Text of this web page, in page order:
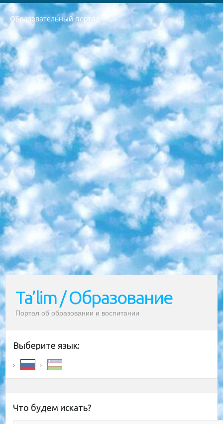
Образовательный портал
РЕСПУБЛИКА УЗБЕКИСТАН МИНИСТРЕРСТВО ДОШКОЛЬНОГО И ШКОЛЬНОГО ОБРАЗОВАНИЯ КОМАНДА в общеобразовательных учреждениях в 2023-2024 учебном году организация и проведение итоговой государственной аттестации обучающихся о Министра дошкольного и школьного образования Республики Узбекистан от 4 марта 2008 года (постановлением Минюста от 20 марта 2008 года № 1778 государственной регистрации) «Итоговое состояние учащихся общего среднего образования на основании положения об утверждении положения об аттестации общего среднего образования выпускной экзамен студентов в образовательных учреждениях в 2023-2024 учебном году В целях организации и прохождения аттестации приказываю: 1. Следующее: перечень предметов, по которым будет проводиться итоговая государственная аттестация и экзамен формы перевода согласно приложению 1; сертификаты международного образца, оценивающие уровень владения иностранными языками перечень согласно приложению 2; 2. Педагогический при специализированных образовательных учреждениях. научно-практический центр квалификации и международной оценки (Д.Давидова) 2024 г. До 25 марта: задания по предметам, по которым будет проводиться итоговая аттестация разработка и утверждение технических условий; итоговая аттестация на основании разработанного предметного задания разработка вопросов по предметам (устно и письменно), экзамен передача; общеобразовательные средние школы и специальные учебные заведения учащиеся выпускных классов школ и интернатов в агентской системе подготовка базы данных экзаменационных материалов и критериев оценки; перевод базы экзаменационных материалов на все языки обучения подать в Республиканский образовательный центр для изготовления; варианты экзаменов на основе разработанных контрольных материалов пусть будут поставлены задачи формирования. 3. Республиканский образовательный центр (Ш.Худайкулов) до 5 апреля 2024 года. до: база данных предоставленных экзаменационных материалов на все языки обучения перевод и экспертиза; для слепых, слабовидящих, глухих, слабослышащих и умственно отсталых детей учащиеся выпускных классов специализированных школ и школ-интернатов база данных экзаменационных материалов на всех преподаваемых языках подготовка критериев оценки; специализированные школы для умственно отсталых детей и технологии для учащихся выпускных классов школ-интернатов разработка соответствующих рекомендаций и критериев проведения ЕГЭ по естествознанию давать задания. 4. Педагогический при специализированных образовательных учреждениях. Научно-практический центр навыков и международной оценки (Д.Давидова), Республика образовательный центр (Худайкулов Ш.) итоговый государственный аттестационный экзамен ориентирован на творческое и логическое мышление при подготовке базы материалов учитывать введение заданий. 5. Следует отметить, что: сертификат государственного образца о знании общеобразовательного предмета и как минимум национальный уровень B1 по предметам на иностранных языках, указанным в Приложении 2. или международно признанный сертификат эквивалентного уровня студенты, изучающие определенный предмет, освобождаются от экзамена; по соответствующим предметам запланирована итоговая государственная аттестация за день до дня, путем жеребьевки Рабочей группой (в письменной форме по предметам, проводимым в форме) из числа сформированных вариантов выбрано 2 варианта; 2 выбранных варианта экзамена анонсированы на официальном сайте министерства и все выпускники по всей стране на основе этих вариантов проводит итоговую государственную аттестацию. 6. Государственное образование учащихся средних общеобразовательных учреждений. знания в соответствии с квалификационными требованиями, которые необходимо приобрести на основании стандартов итоговый (выпускной) контроль для 9 и 11 классов в целях тестирования Экзамены (далее – экзамены) состоят из предметов, перечисленных в приложении 1. будет сделано. 7. Экзамены пройдут с 26 мая по 15 июня 2024 г. (кроме науки физического воспитания). 8. Физическая для учащихся 9 классов общесредних образовательных учреждений. Экзамены по предмету «Образование, квалификация медицина» 1-6 мая 2024 года. сотрудники перевести под присмотр (с отклонениями в физическом или умственном развитии) специализированная школа для детей, школы-интернаты и со сколиозом школы-интернаты санаторного типа для больных детей исключены). 9. Он был слепым, слабовидящим и имел нарушения опорно-двигательного аппарата. экзамены в специализированных школах и интернатах для детей должны проводиться исходя из требований, предъявляемых к общеобразовательным учреждениям (физкультура кроме науки). 10. Специализированная школа для глухих и слабослышащих детей. и экзамены в интернатах и быть реализован в виде письменного теста по математике. 11. Специальность для умственно отсталых детей. Для 9 класса Родной язык и литературное письмо Государственный язык (язык обучения – узбекский). для неклассов) написано Математическое письмо Письменная/устная история Узбекистана Физическое воспитание практично Итоговый контроль Для 11 класса Написание родного языка и литературы (эссе) Математическое письмо Узбекский язык (обучение на узбекском языке) не посещающее общее среднее образование для учреждений)/Образовательное учреждение выбор письменный и устный Иностранный язык письменный/устный Письменная/устная история Узбекистана *По выбору студента:  Химия  Физика  Основы государственного права  География 10 бесплатных образовательных ресурсов - Мы составили подборку онлайн-проектов с интерактивными упражнениями, видеолекциями и статьями. Они помогут вам обрести новые и освежить старые знания бесплатно. 1. «ИНТУИТ» Старейшая образовательная площадка Рунета. Здесь вы найдёте сотни текстовых и видеокурсов на десятки различных тем — от программирования до психологии. Многие курсы подготовлены российскими университетами и крупными международными компаниями вроде Intel и Microsoft. Самостоятельное обучение бесплатное, но желающие могут оплатить услуги персональных наставников. 2. «Смартия» знакомит с актуальными профессиями и подсказывает, как им обучаться. Выбрав заинтересовавшую вас специальность — SMM-специалист, фотограф, веб-дизайнер или другую, — увидите список необходимых для неё умений. Чтобы вы могли освоить их самостоятельно, для каждого умения площадка отображает подборку ссылок на учебные материалы. Хотя «Смартия» ориентируется на русскоязычную аудиторию, часть контента всё же доступна только на английском. 3. «Лекторий Физтеха» Проект Московского физико-технического института (Физтеха). С его помощью вы можете смотреть онлайн серии лекций, записанные на видео в этом вузе. В числе доступных предметов — физика, биология, химия, информационные технологии и другие. К некоторым лекциям администрация ресурса прилагает готовые конспекты, которые можно скачивать в PDF-формате. 4. ITMOcourses Онлайн-площадка Санкт-Петербургского национального исследовательского университета информационных технологий, механики и оптики (ИТМО). Ресурс предоставляет свободный доступ к курсам, разработанным в этом вузе. Каталог материалов разбит на четыре категории: «Оптические системы и технологии», «Приборостроение и робототехника», «Информационные технологии» и «Биотехнологии». Курсы состоят из видеолекций, интерактивных демонстраций и заданий. 5. «КиберЛенинка» Электронная научная библиотека открытого доступа. Каталог площадки регулярно обрастает текстами статей из различных научных изданий. Сгруппированные по журналам и рубрикам публикации можно читать онлайн или скачивать целиком в PDF-формате. Проект нацелен на популяризацию науки за счёт открытого доступа к качественной информации. 6. «ПостНаука» На этом ресурсе публикуют подборки видеолекций, составленные экспертами из разных отраслей и объединённые общими темами. Среди них, к примеру, есть серии «Биоинформатика и геномика», «Культура средневековой Скандинавии» и Cinema Studies о теории кино. Каждая подборка лекций — логически связанная история, рассказанная экспертом от первого лица. Кроме того, на сайте появляются научно-образовательные статьи и тесты на разные темы. 7. «Newочём» Команда проекта «Newочём» отбирает самые интересные тексты из англоязычных СМИ и переводит те из них, за которые голосуют участники сообщества «ВКонтакте». По большей части это научно-популярные статьи. Редакторы придумывают лишь заголовки, в остальном содержание переводов соответствует оригиналам. Полные тексты можно читать прямо в социальной сети. 8. InternetUrok Онлайн-база материалов по основным дисциплинам школьной программы. Информация на сайте структурирована по классам, предметам и темам (урокам). Каждый урок состоит из видеолекций и конспектов. Есть также интерактивные тренажёры и тесты для закрепления пройденного материала. Даже если вы давно окончили школу, возможность повторить программу старших классов всегда может пригодиться. 9. Edutainme Ещё один ресурс об образовании. В отличие от Newtonew, как мне кажется, Edutainme больше ориентируется на представителей индустрии: педагогов, предпринимателей, разработчиков образовательных проектов. Но и любой, кто просто стремится к саморазвитию, найдёт на сайте много полезного и интересного для себя. Например, информацию о новых курсах и образовательных сервисах. 10. Newtonew Онлайн-медиа об образовании и обучении в широком смысле. Авторы Newtonew пишут об инструментах, заведениях, тактиках и стратегиях, которые помогают учить других и получать новые знания самостоятельно. На этой площадке вы найдёте новости, обзоры, аналитические мат
Ta’lim / Образование
Портал об образовании и воспитании
Выберите язык:
Что будем искать?